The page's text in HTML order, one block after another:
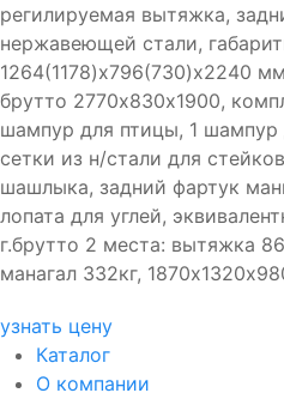
регилируемая вытяжка,
нержавеющей стали,
1264(1178)х796(730)х2240
брутто 2770х830х1900,
шампур для птицы, 1
сетки из н/стали для
шашлыка, задний фартук
лопата для углей,
г.брутто 2 места: вытяжка
манагал 332кг,
узнать цену
Каталог
О компании